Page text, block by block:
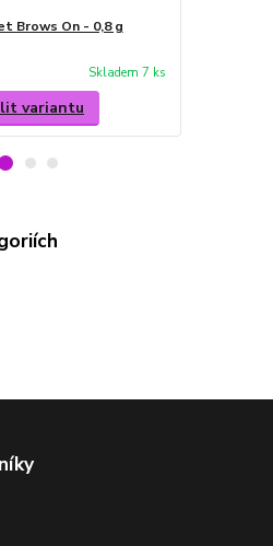
Brows On - 0,8 g
Skladem 7 ks
variantu